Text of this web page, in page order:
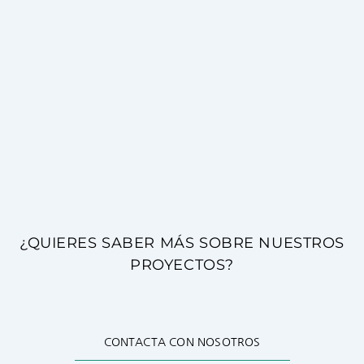
¿QUIERES SABER MÁS SOBRE NUESTROS
PROYECTOS?
CONTACTA CON NOSOTROS